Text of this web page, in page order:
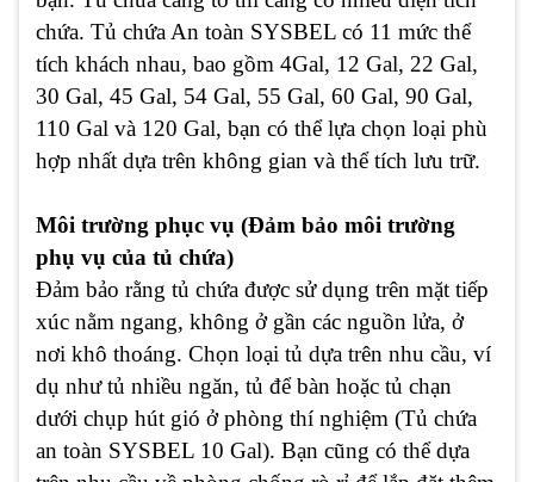
chứa. Tủ chứa An toàn SYSBEL có 11 mức thể
tích khách nhau, bao gồm 4Gal, 12 Gal, 22 Gal,
30 Gal, 45 Gal, 54 Gal, 55 Gal, 60 Gal, 90 Gal,
110 Gal và 120 Gal, bạn có thể lựa chọn loại phù
hợp nhất dựa trên không gian và thể tích lưu trữ.
Môi trường phục vụ (Đảm bảo môi trường
phụ vụ của tủ chứa)
Đảm bảo rằng tủ chứa được sử dụng trên mặt tiếp
xúc nằm ngang, không ở gần các nguồn lửa, ở
nơi khô thoáng. Chọn loại tủ dựa trên nhu cầu, ví
dụ như tủ nhiều ngăn, tủ để bàn hoặc tủ chạn
dưới chụp hút gió ở phòng thí nghiệm (Tủ chứa
an toàn SYSBEL 10 Gal). Bạn cũng có thể dựa